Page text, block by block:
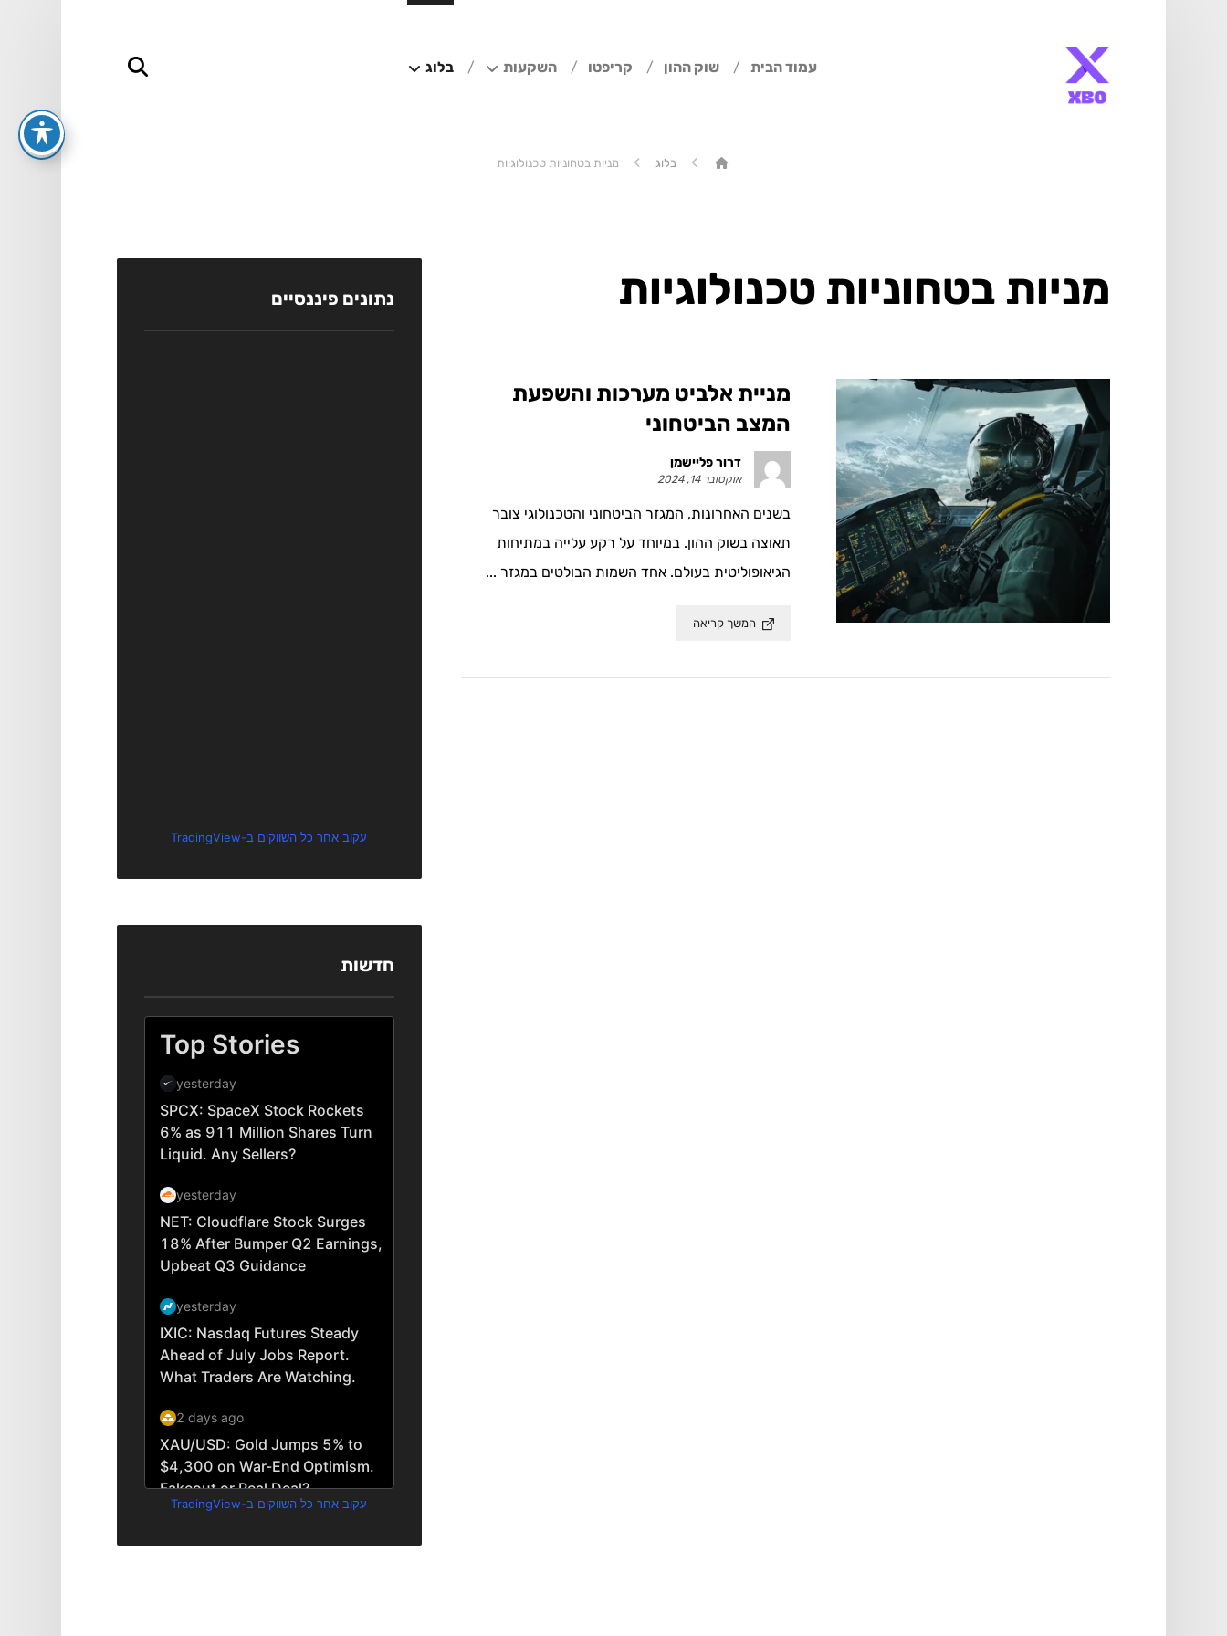
עמוד הבית שוק ההון קריפטו השקעות בלוג
בלוג מניות בטחוניות טכנולוגיות
מניות בטחוניות טכנולוגיות
מניית אלביט מערכות והשפעת
המצב הביטחוני
דרור פליישמן
אוקטובר 14, 2024
בשנים האחרונות, המגזר הביטחוני והטכנולוגי צובר
תאוצה בשוק ההון. במיוחד על רקע עלייה במתיחות
הגיאופוליטית בעולם. אחד השמות הבולטים במגזר ...
המשך קריאה
נתונים פיננסיים
עקוב אחר כל השווקים ב-TradingView
חדשות
עקוב אחר כל השווקים ב-TradingView